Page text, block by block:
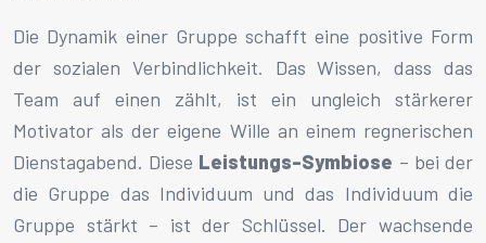
Die Dynamik einer Gruppe schafft eine positive Form
der sozialen Verbindlichkeit. Das Wissen, dass das
Team auf einen zählt, ist ein ungleich stärkerer
Motivator als der eigene Wille an einem regnerischen
Dienstagabend. Diese Leistungs-Symbiose – bei der
die Gruppe das Individuum und das Individuum die
Gruppe stärkt – ist der Schlüssel. Der wachsende